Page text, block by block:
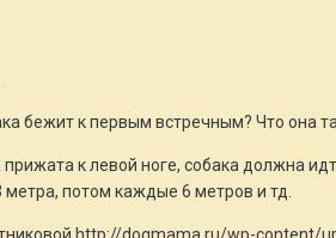
бежит к первым встречным? Что она
к левой ноге, собака должна
потом каждые 6 метров и тд.
http://dogmama.ru/wp-content/